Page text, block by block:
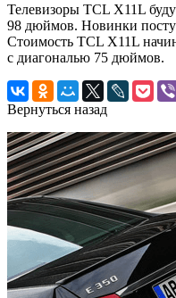
Телевизоры TCL X11L
98 дюймов. Новинки
Стоимость TCL X11L
с диагональю 75 дюймов.
Вернуться назад